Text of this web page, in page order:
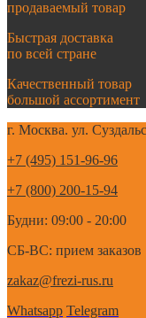
продаваемый товар
Быстрая доставка
по всей стране
Качественный товар
большой ассортимент
г. Москва. ул.
+7 (495) 151-96-96
+7 (800) 200-15-94
Будни: 09:00 - 20:00
СБ-ВС: прием заказов
zakaz@frezi-rus.ru
Whatsapp Telegram